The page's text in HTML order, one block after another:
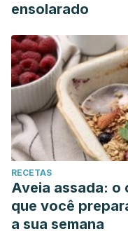
ensolarado
RECETAS
Aveia assada: o
que você
a sua semana